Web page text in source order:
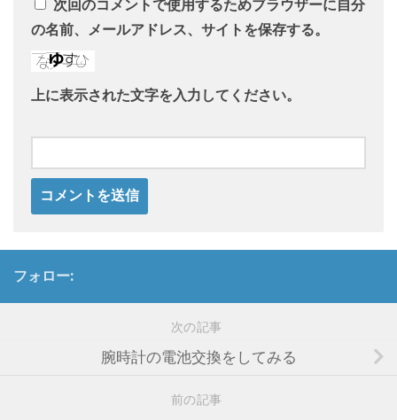
次回のコメントで使用するためブラウザーに自分
の名前、メールアドレス、サイトを保存する。
上に表示された文字を入力してください。
フォロー:
次の記事
腕時計の電池交換をしてみる
前の記事